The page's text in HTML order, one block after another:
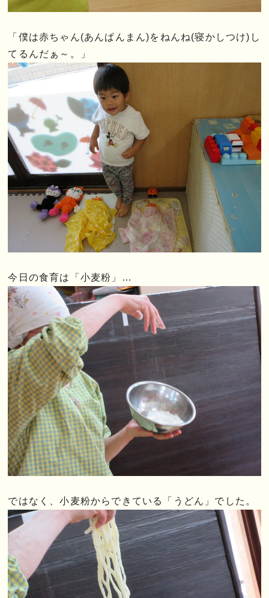
「僕は赤ちゃん(あんぱんまん)をねんね(寝かしつけ)し
てるんだぁ～。」
今日の食育は「小麦粉」…
ではなく、小麦粉からできている「うどん」でした。